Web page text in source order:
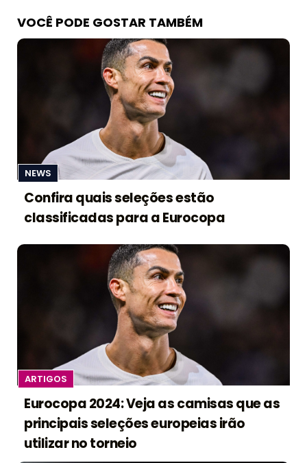
VOCÊ PODE GOSTAR TAMBÉM
NEWS
Confira quais seleções estão
classificadas para a Eurocopa
ARTIGOS
Eurocopa 2024: Veja as camisas que as
principais seleções europeias irão
utilizar no torneio